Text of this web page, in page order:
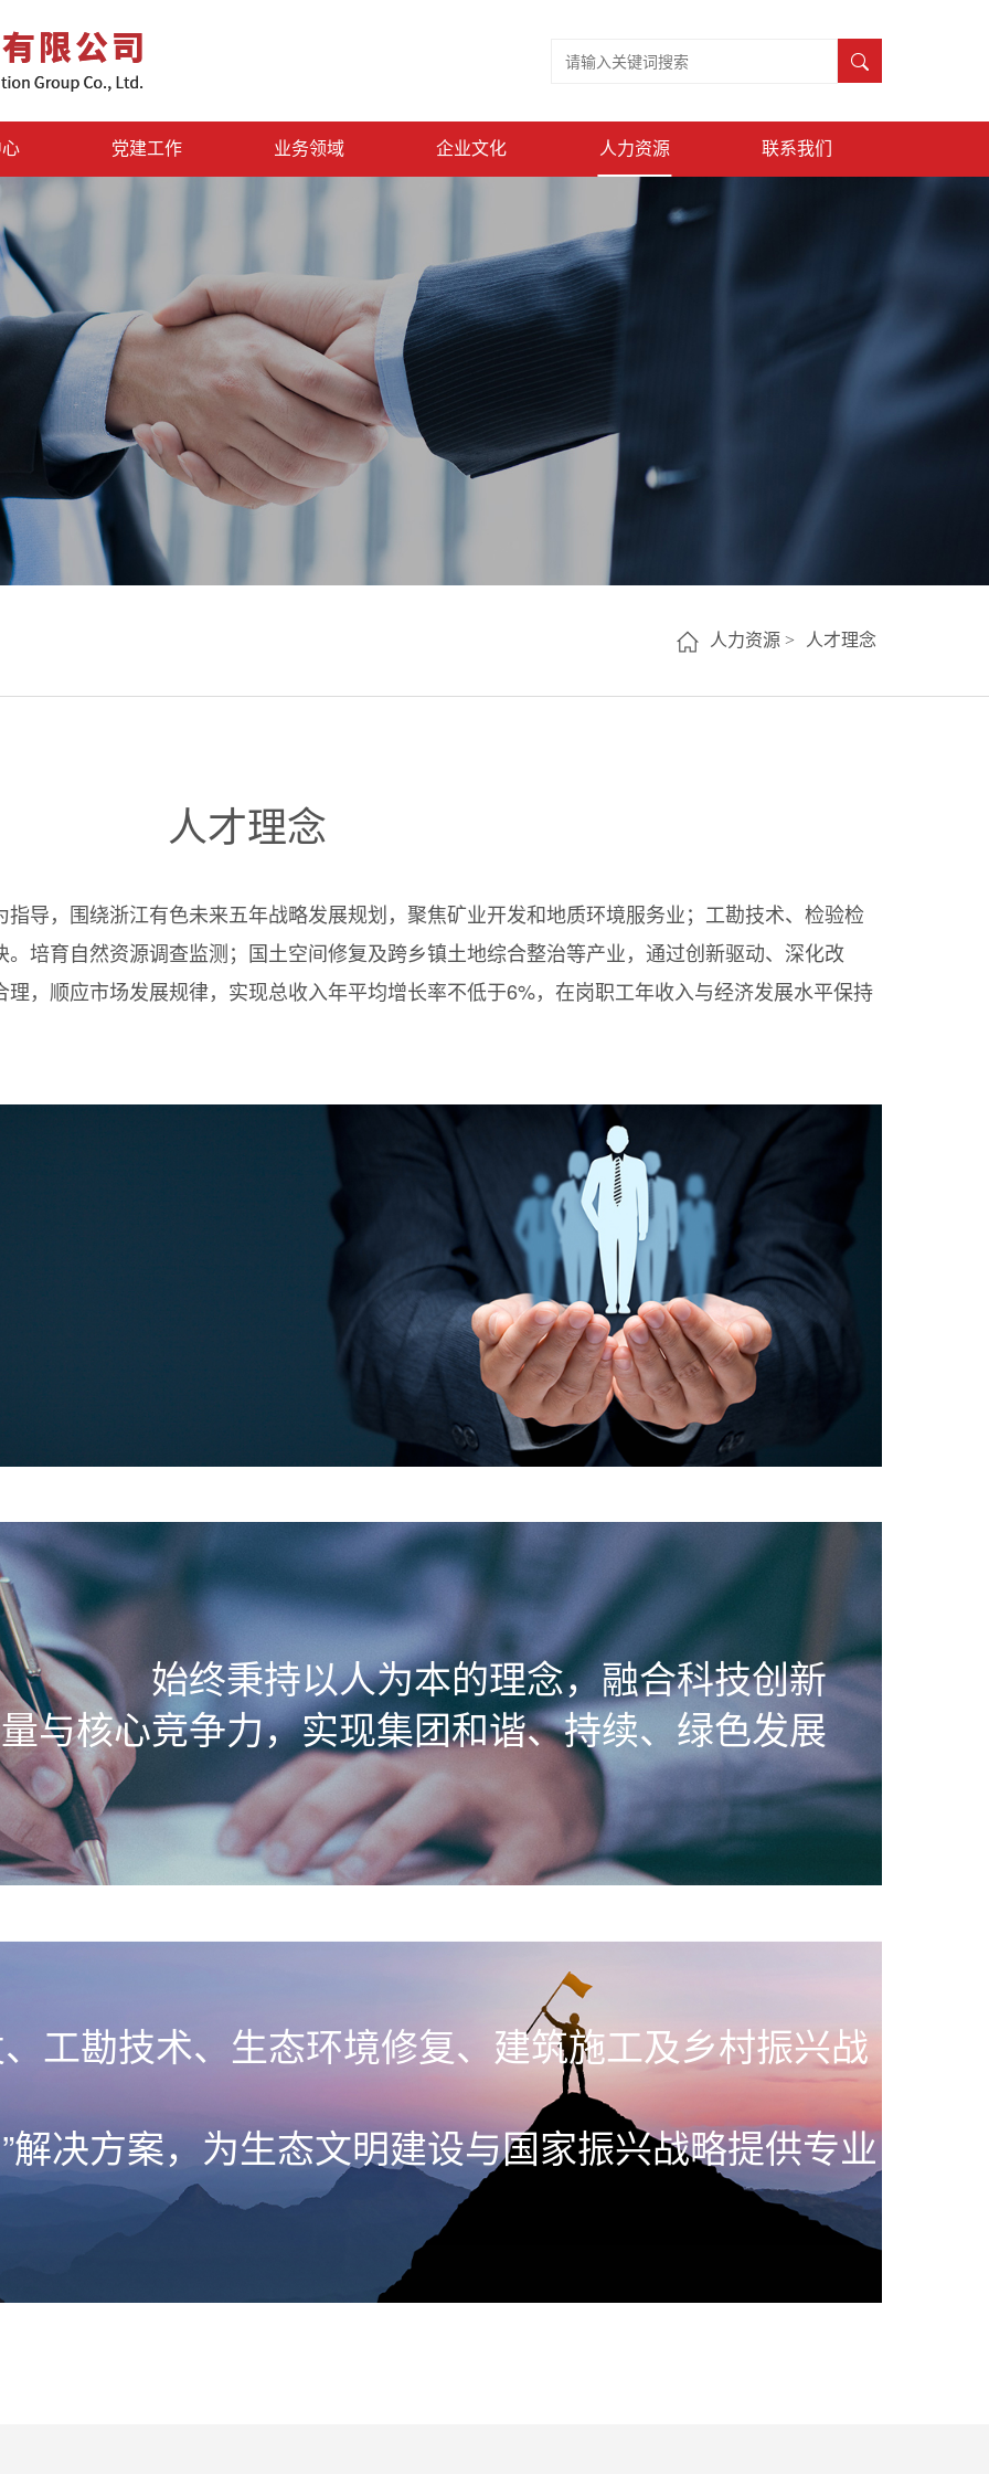
党建工作 业务领域 企业文化 人力资源 联系我们
人力资源 > 人才理念
人才理念
导，围绕浙江有色未来五年战略发展规划，聚焦矿业开发和地质环境服务业；工勘技术、检验检
培育自然资源调查监测；国土空间修复及跨乡镇土地综合整治等产业，通过创新驱动、深化改
，顺应市场发展规律，实现总收入年平均增长率不低于6%，在岗职工年收入与经济发展水平保持
始终秉持以人为本的理念，融合科技创新
与核心竞争力，实现集团和谐、持续、绿色发展
工勘技术、生态环境修复、建筑施工及乡村振兴战
解决方案，为生态文明建设与国家振兴战略提供专业